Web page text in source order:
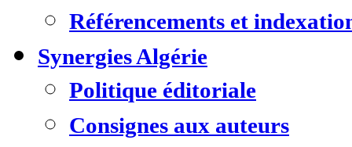
Référencements et
Synergies Algérie
Politique éditoriale
Consignes aux auteurs